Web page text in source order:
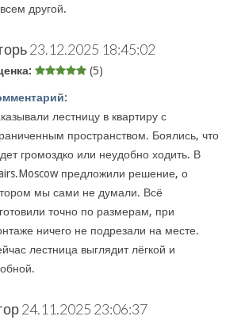
другой.
23.12.2025 18:45:02
(5)
лестницу в квартиру с
пространством. Боялись, что
громоздко или неудобно ходить. В
предложили решение, о
мы сами не думали. Всё
точно по размерам, при
ничего не подрезали на месте.
лестница выглядит лёгкой и
24.11.2025 23:06:37